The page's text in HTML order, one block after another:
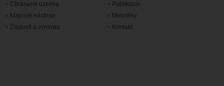
Chránené územia
Mapové nástroje
Žiadosti a výnimky
Publikácie
Metodiky
Kontakt